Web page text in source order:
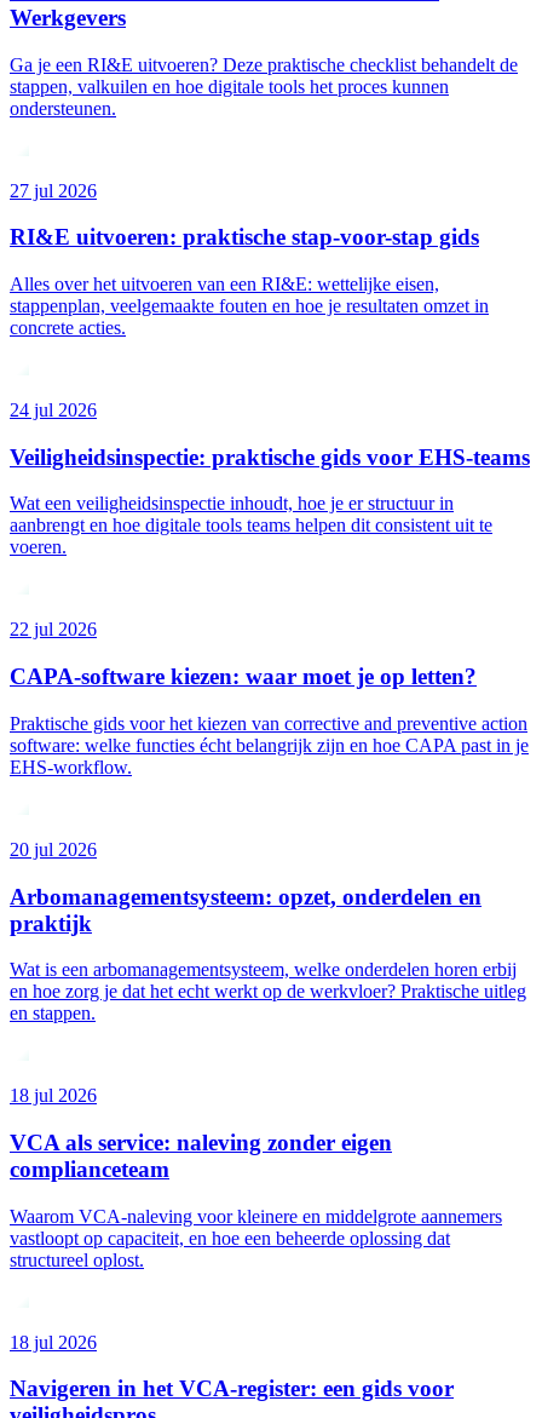
Werkgevers
Ga je een RI&E uitvoeren? Deze praktische checklist behandelt de
stappen, valkuilen en hoe digitale tools het proces kunnen
ondersteunen.
27 jul 2026
RI&E uitvoeren: praktische stap-voor-stap gids
Alles over het uitvoeren van een RI&E: wettelijke eisen,
stappenplan, veelgemaakte fouten en hoe je resultaten omzet in
concrete acties.
24 jul 2026
Veiligheidsinspectie: praktische gids voor EHS-teams
Wat een veiligheidsinspectie inhoudt, hoe je er structuur in
aanbrengt en hoe digitale tools teams helpen dit consistent uit te
voeren.
22 jul 2026
CAPA-software kiezen: waar moet je op letten?
Praktische gids voor het kiezen van corrective and preventive action
software: welke functies écht belangrijk zijn en hoe CAPA past in je
EHS-workflow.
20 jul 2026
Arbomanagementsysteem: opzet, onderdelen en
praktijk
Wat is een arbomanagementsysteem, welke onderdelen horen erbij
en hoe zorg je dat het echt werkt op de werkvloer? Praktische uitleg
en stappen.
18 jul 2026
VCA als service: naleving zonder eigen
complianceteam
Waarom VCA-naleving voor kleinere en middelgrote aannemers
vastloopt op capaciteit, en hoe een beheerde oplossing dat
structureel oplost.
18 jul 2026
Navigeren in het VCA-register: een gids voor